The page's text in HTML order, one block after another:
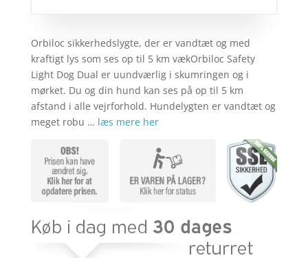
Orbiloc sikkerhedslygte, der er vandtæt og med
kraftigt lys som ses op til 5 km vækOrbiloc Safety
Light Dog Dual er uundværlig i skumringen og i
mørket. Du og din hund kan ses på op til 5 km
afstand i alle vejrforhold. Hundelygten er vandtæt og
meget robu … læs mere her